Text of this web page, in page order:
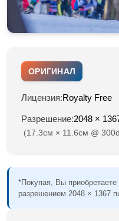
ОРИГИНАЛ
Лицензия:Royalty Free
Разрешение:2048 ×
(17.3см × 11.6см @
*Покупая, Вы
разрешением 2048 × 1367